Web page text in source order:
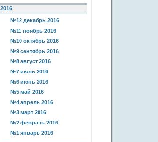
2016
№12 декабрь 2016
№11 ноябрь 2016
№10 октябрь 2016
№9 сентябрь 2016
№8 август 2016
№7 июль 2016
№6 июнь 2016
№5 май 2016
№4 апрель 2016
№3 март 2016
№2 февраль 2016
№1 январь 2016